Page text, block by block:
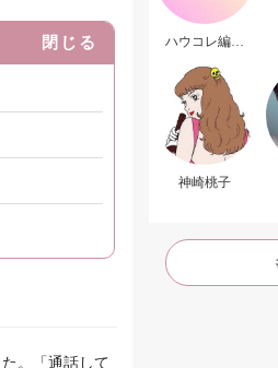
閉じる
。「通話して
ハウコレ編集
神崎桃子